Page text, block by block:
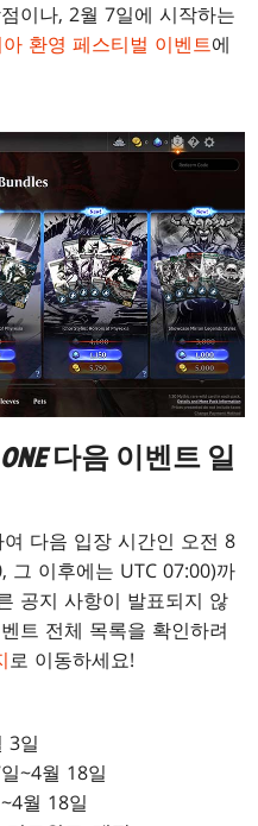
이나, 2월 7일에 시작하는
환영 페스티벌 이벤트에
다음 이벤트 일
다음 입장 시간인 오전 8
그 이후에는 UTC 07:00)까
공지 사항이 발표되지 않
트 전체 목록을 확인하려
로 이동하세요!
3일
~4월 18일
월 18일